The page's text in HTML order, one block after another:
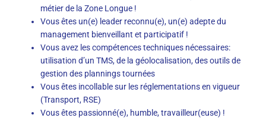
métier de la Zone Longue !
Vous êtes un(e) leader reconnu(e), un(e) adepte du
management bienveillant et participatif !
Vous avez les compétences techniques nécessaires:
utilisation d’un TMS, de la géolocalisation, des outils de
gestion des plannings tournées
Vous êtes incollable sur les réglementations en vigueur
(Transport, RSE)
Vous êtes passionné(e), humble, travailleur(euse) !